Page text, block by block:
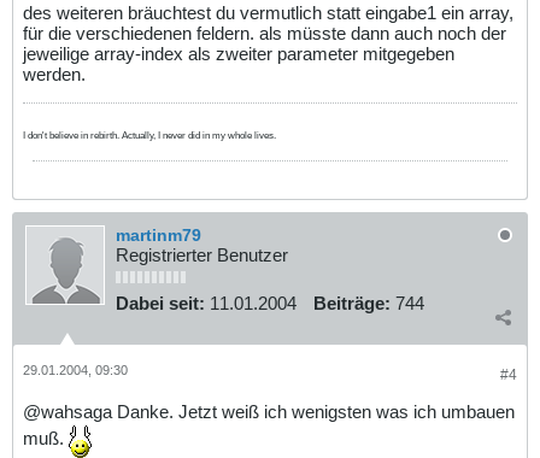
des weiteren bräuchtest du vermutlich statt eingabe1 ein array,
für die verschiedenen feldern. als müsste dann auch noch der
jeweilige array-index als zweiter parameter mitgegeben
werden.
I don't believe in rebirth. Actually, I never did in my whole lives.
martinm79
Registrierter Benutzer
Dabei seit: 11.01.2004 Beiträge: 744
#4
29.01.2004, 09:30
@wahsaga Danke. Jetzt weiß ich wenigsten was ich umbauen
muß.